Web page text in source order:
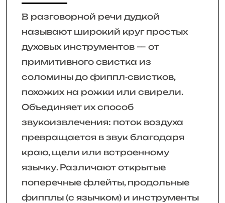
В разговорной речи дудкой
называют широкий круг простых
духовых инструментов — от
примитивного свистка из
соломины до фиппл‑свистков,
похожих на рожки или свирели.
Объединяет их способ
звукоизвлечения: поток воздуха
превращается в звук благодаря
краю, щели или встроенному
язычку. Различают открытые
поперечные флейты, продольные
фипплы (с язычком) и инструменты